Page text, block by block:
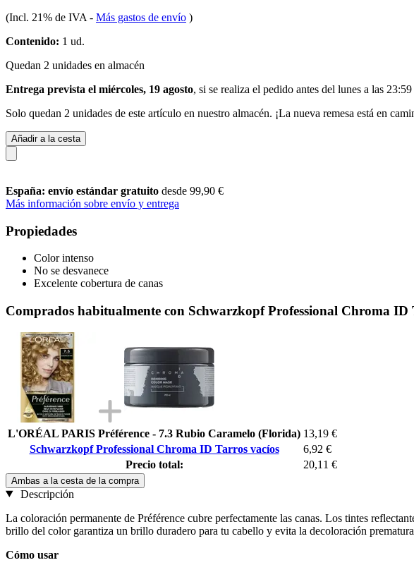
(Incl. 21% de IVA - Más gastos de envío )
Contenido: 1 ud.
Quedan 2 unidades en almacén
Entrega prevista el miércoles, 19 agosto, si se realiza el pedido antes del lunes a las 23:59
Solo quedan 2 unidades de este artículo en nuestro almacén. ¡La nueva remesa está en
Añadir a la cesta
España: envío estándar gratuito desde 99,90 €
Más información sobre envío y entrega
Propiedades
Color intenso
No se desvanece
Excelente cobertura de canas
Comprados habitualmente con Schwarzkopf Professional Chroma ID
L'ORÉAL PARIS Préférence - 7.3 Rubio Caramelo (Florida) 13,19 €
Schwarzkopf Professional Chroma ID Tarros vacíos
6,92 €
Precio total:
20,11 €
Ambas a la cesta de la compra
Descripción
La coloración permanente de Préférence cubre perfectamente las canas. Los tintes
brillo del color garantiza un brillo duradero para tu cabello y evita la decoloración
Cómo usar